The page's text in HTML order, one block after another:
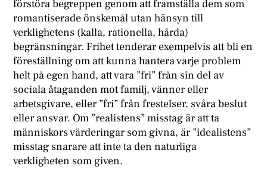
förstöra begreppen genom att framställa dem som
romantiserade önskemål utan hänsyn till
verklighetens (kalla, rationella, hårda)
begränsningar. Frihet tenderar exempelvis att bli en
föreställning om att kunna hantera varje problem
helt på egen hand, att vara ”fri” från sin del av
sociala åtaganden mot familj, vänner eller
arbetsgivare, eller ”fri” från frestelser, svåra beslut
eller ansvar. Om ”realistens” misstag är att ta
människors värderingar som givna, är ”idealistens”
misstag snarare att inte ta den naturliga
verkligheten som given.